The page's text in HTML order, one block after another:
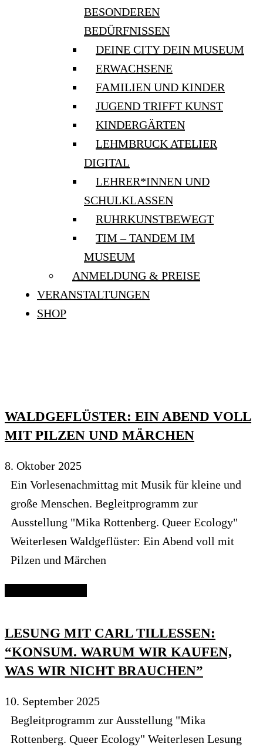
BESONDEREN
BEDÜRFNISSEN
DEINE CITY DEIN MUSEUM
ERWACHSENE
FAMILIEN UND KINDER
JUGEND TRIFFT KUNST
KINDERGÄRTEN
LEHMBRUCK ATELIER
DIGITAL
LEHRER*INNEN UND
SCHULKLASSEN
RUHRKUNSTBEWEGT
TIM – TANDEM IM
MUSEUM
ANMELDUNG & PREISE
VERANSTALTUNGEN
SHOP
WALDGEFLÜSTER: EIN ABEND VOLL
MIT PILZEN UND MÄRCHEN
8. Oktober 2025
Ein Vorlesenachmittag mit Musik für kleine und
große Menschen. Begleitprogramm zur
Ausstellung "Mika Rottenberg. Queer Ecology"
Weiterlesen Waldgeflüster: Ein Abend voll mit
Pilzen und Märchen
LESUNG MIT CARL TILLESSEN:
“KONSUM. WARUM WIR KAUFEN,
WAS WIR NICHT BRAUCHEN”
10. September 2025
Begleitprogramm zur Ausstellung "Mika
Rottenberg. Queer Ecology" Weiterlesen Lesung